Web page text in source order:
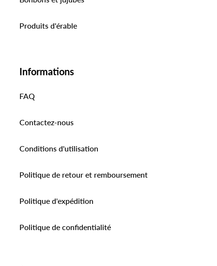
Produits d'érable
Informations
FAQ
Contactez-nous
Conditions d'utilisation
Politique de retour et remboursement
Politique d'expédition
Politique de confidentialité